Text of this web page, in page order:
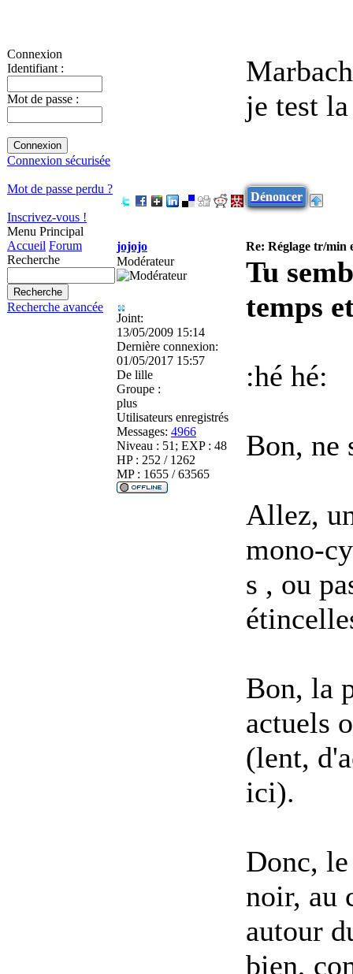
Connexion
Identifiant :
Mot de passe :
Connexion sécurisée
Mot de passe perdu ?
Inscrivez-vous !
Menu Principal
Accueil Forum
Recherche
Recherche avancée
je test
Dénoncer
jojojo
Re: Réglage tr/min
Modérateur
Joint:
13/05/2009 15:14
Dernière connexion:
01/05/2017 15:57
De lille
Groupe :
plus
Utilisateurs enregistrés
Messages: 4966
Niveau : 51; EXP : 48
HP : 252 / 1262
MP : 1655 / 63565
Tu
temps
:hé hé:
Bon, ne
Allez,
mono-
s , ou
Bon, la
actuels
(lent,
ici).
Donc,
noir, au
autour
bien,